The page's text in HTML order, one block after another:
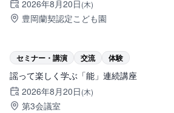
2026年8月20日(木)
豊岡蘭契認定こども園
旭川市
セミナー・講演 交流 体験
謡って楽しく学ぶ「能」連続講座
2026年8月20日(木)
第3会議室